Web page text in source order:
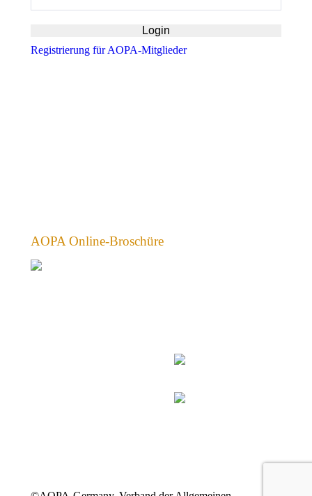
Registrierung für AOPA-Mitglieder
AOPA Online-Broschüre